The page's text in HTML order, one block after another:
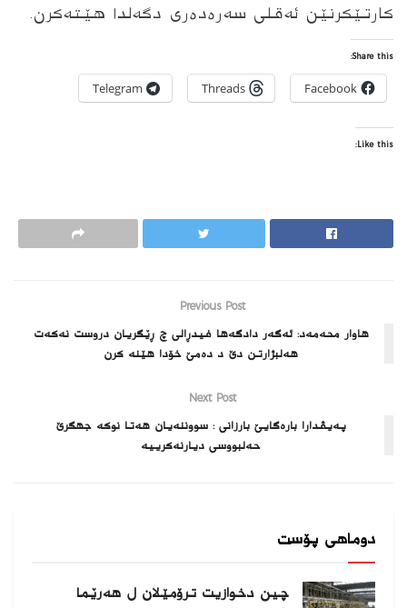
كارتێكرنێن ئه‌قلى سه‌ره‌ده‌رى دگه‌لدا هێته‌كرن.
Share this:
Facebook
Threads
Telegram
Like this:
Previous Post
هاوار محەمەد: ئەگەر دادگەها فیدڕالی چ ڕێگریان دروست نەکەت
هەلبژارتن دێ د دەمێ خۆدا هێنە کرن
Next Post
په‌یڤدارا باره‌گایێ بارزانى : سووننه‌یان هه‌تا نوكه‌ جهگرێ
حه‌لبووسى دیارنه‌كرییه‌
دوماهی پۆست
چین دخوازیت ترۆمێلان ل هەرێما